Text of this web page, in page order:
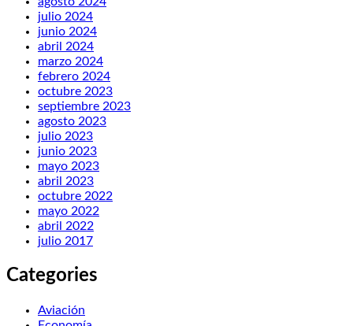
julio 2024
junio 2024
abril 2024
marzo 2024
febrero 2024
octubre 2023
septiembre 2023
agosto 2023
julio 2023
junio 2023
mayo 2023
abril 2023
octubre 2022
mayo 2022
abril 2022
julio 2017
Categories
Aviación